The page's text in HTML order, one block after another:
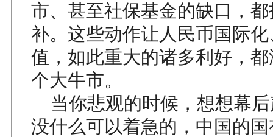
市、甚至社保基金的缺口，
补。这些动作让人民币国际
值，如此重大的诸多利好，
个大牛市。
当你悲观的时候，想想幕
没什么可以着急的，中国的